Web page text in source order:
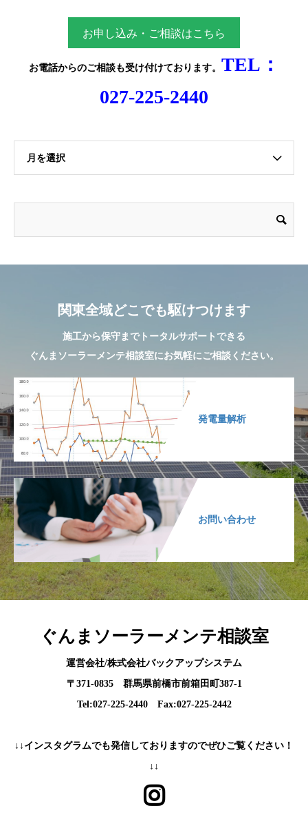
お申し込み・ご相談はこちら
お電話からのご相談も受け付けております。 TEL：
027-225-2440
月を選択
関東全域どこでも駆けつけます
施工から保守までトータルサポートできる
ぐんまソーラーメンテ相談室にお気軽にご相談ください。
発電量解析
お問い合わせ
ぐんまソーラーメンテ相談室
運営会社/株式会社バックアップシステム
〒371-0835 群馬県前橋市前箱田町387-1
Tel:027-225-2440 Fax:027-225-2442
↓↓インスタグラムでも発信しておりますのでぜひご覧ください！
↓↓